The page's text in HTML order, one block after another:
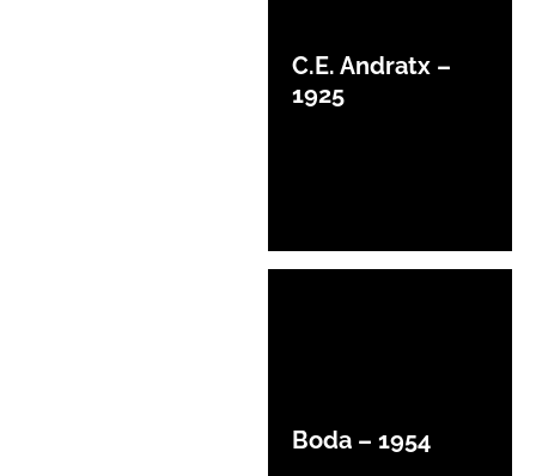
C.E. Andratx –
1925
Boda – 1954